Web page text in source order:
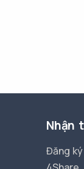
Nhận
Đăng